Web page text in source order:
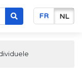
FR NL